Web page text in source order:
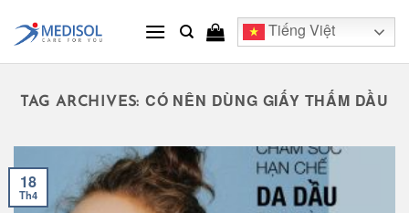
content
Tiếng Việt
TAG ARCHIVES:CÓ NÊN DÙNG GIẤY THẤM DẦU
18
Th4